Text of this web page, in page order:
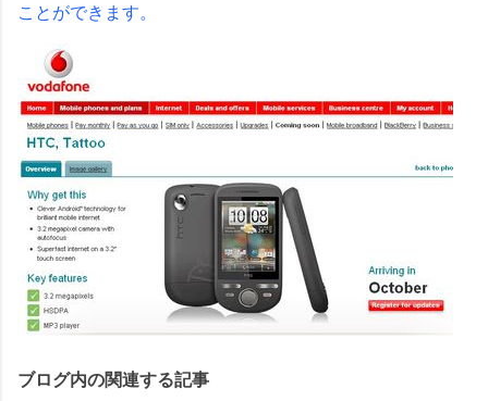
ことができます。
ブログ内の関連する記事